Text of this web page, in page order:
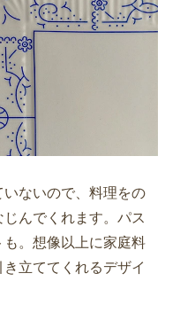
ないので、料理をの
んでくれます。パス
。想像以上に家庭料
立ててくれるデザイ